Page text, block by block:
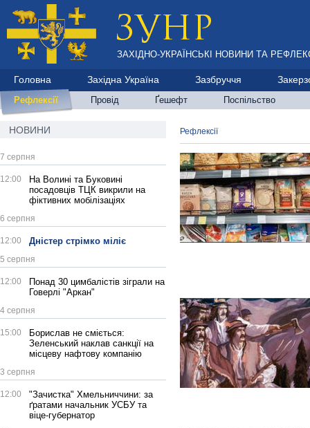
ЗАХІДНО-УКРАЇНСЬКІ НОВИНИ ТА
Головна Західна Україна Зазбруччя
Рефлексії Провід Ґешефт Поспільство
НОВИНИ
7 серпня
12:00
На Волині та Буковині
посадовців ТЦК викрили на
фіктивних мобілізаціях
6 серпня
12:00 Дністер стрімко міліє
5 серпня
12:00
Понад 30 цимбалістів зіграли на
Говерлі "Аркан"
4 серпня
15:00
Борислав не сміється:
Зеленський наклав санкції на
місцеву нафтову компанію
3 серпня
12:00
"Зачистка" Хмельниччини: за
ґратами начальник УСБУ та
віце-губернатор
Рефлексії